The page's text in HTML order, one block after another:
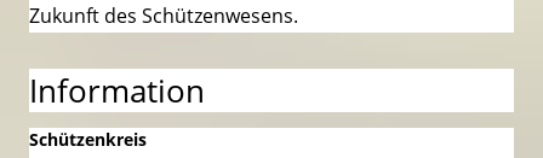
Zukunft des Schützenwesens.
Information
Schützenkreis